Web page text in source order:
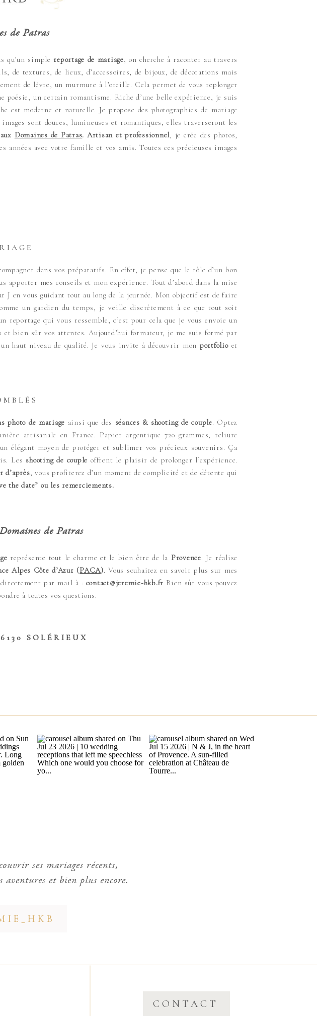
de Patras
qu’un simplereportage de mariage, on cherche à raconter au travers
de textures, de lieux, d’accessoires, de bijoux, de décorations mais
de lèvre, un murmure à l’oreille. Cela permet de vous replonger
poésie, un certain romantisme. Riche d’une belle expérience, je suis
est moderne et naturelle. Je propose des photographies de mariage
sont douces, lumineuses et romantiques, elles traverseront les
Domaines de Patras. Artisan et professionnel, je crée des photos,
avec votre famille et vos amis. Toutes ces précieuses images
dans vos préparatifs. En effet, je pense que le rôle d’un bon
apporter mes conseils et mon expérience. Tout d’abord dans la mise
J en vous guidant tout au long de la journée. Mon objectif est de faire
un gardien du temps, je veille discrètement à ce que tout soit
qui vous ressemble, c’est pour cela que je vous envoie un
bien sûr vos attentes. Aujourd’hui formateur, je me suis formé par
haut niveau de qualité. Je vous invite à découvrir monportfolioet
photo de mariage ainsi que des séances & shooting de couple. Optez
artisanale en France. Papier argentique 720 grammes, reliure
moyen de protéger et sublimer vos précieux souvenirs. Ça
Les shooting de couple offrent le plaisir de prolonger l’expérience.
d’après, vous profiterez d’un moment de complicité et de détente qui
the date” ou les remerciements.
de Patras
représente tout le charme et le bien être de la Provence. Je réalise
Alpes Côte d’Azur (PACA). Vous souhaitez en savoir plus sur mes
par mail à : contact@jeremie-hkb.fr Bien sûr vous pouvez
à toutes vos questions.
SOLÉRIEUX
ses mariages récents,
aventures et bien plus encore.
CONTACT